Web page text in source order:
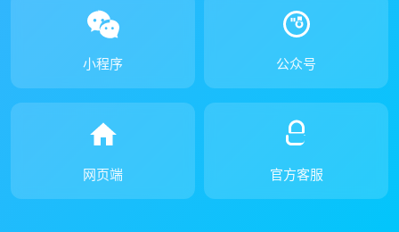
小程序 公众号
网页端 官方客服